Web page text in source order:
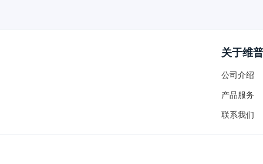
关于维普
公司介绍
产品服务
联系我们